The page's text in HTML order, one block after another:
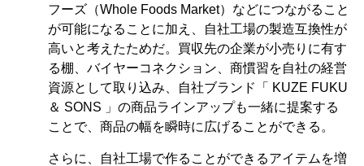
フーズ（Whole Foods Market）などにつながること
が可能になることに加え、自社工場の製造互換性が
高いと考えたためだ。買収先の企業が小売りに有す
る棚、バイヤーコネクション、商慣習を自社の経営
資源として取り込み、自社ブランド「 KUZE FUKU
＆ SONS 」の商品ラインアップも一緒に提案する
ことで、商品の幅を瞬時に広げることができる。
さらに、自社工場で作ることができるアイテムを増